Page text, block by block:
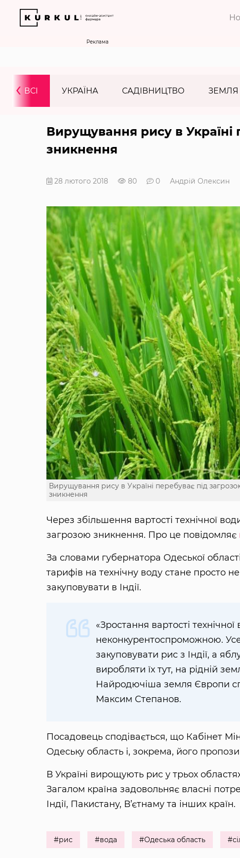
Реклама
ВСІ УКРАЇНА САДІВНИЦТВО ЗЕМЛЯ
‹
Вирущування рису в Україні
зникнення
28 лютого 2018 80 0 Андрій Олексин
Вирущування рису в Україні перебуває під
зникнення
Через збільшення вартості технічної
загрозою зникнення. Про це повідомляє
За словами губернатора Одеської
тарифів на технічну воду стане просто
закуповувати в Індії.
«Зростання вартості
неконкурентоспроможною.
закуповувати рис з Індії, а
виробляти їх тут, на рідній
Найродючіша земля Європи
Максим Степанов.
Посадовець сподівається, що Кабінет
Одеську область і, зокрема, його
В Україні вирощують рис у трьох
Загалом країна задовольняє власні
Індії, Пакистану, В’єтнаму та інших країн.
#рис #вода #Одеська область